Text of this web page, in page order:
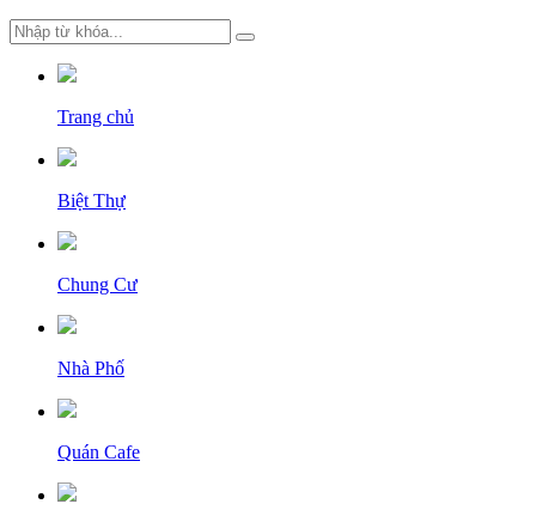
Trang chủ
Biệt Thự
Chung Cư
Nhà Phố
Quán Cafe